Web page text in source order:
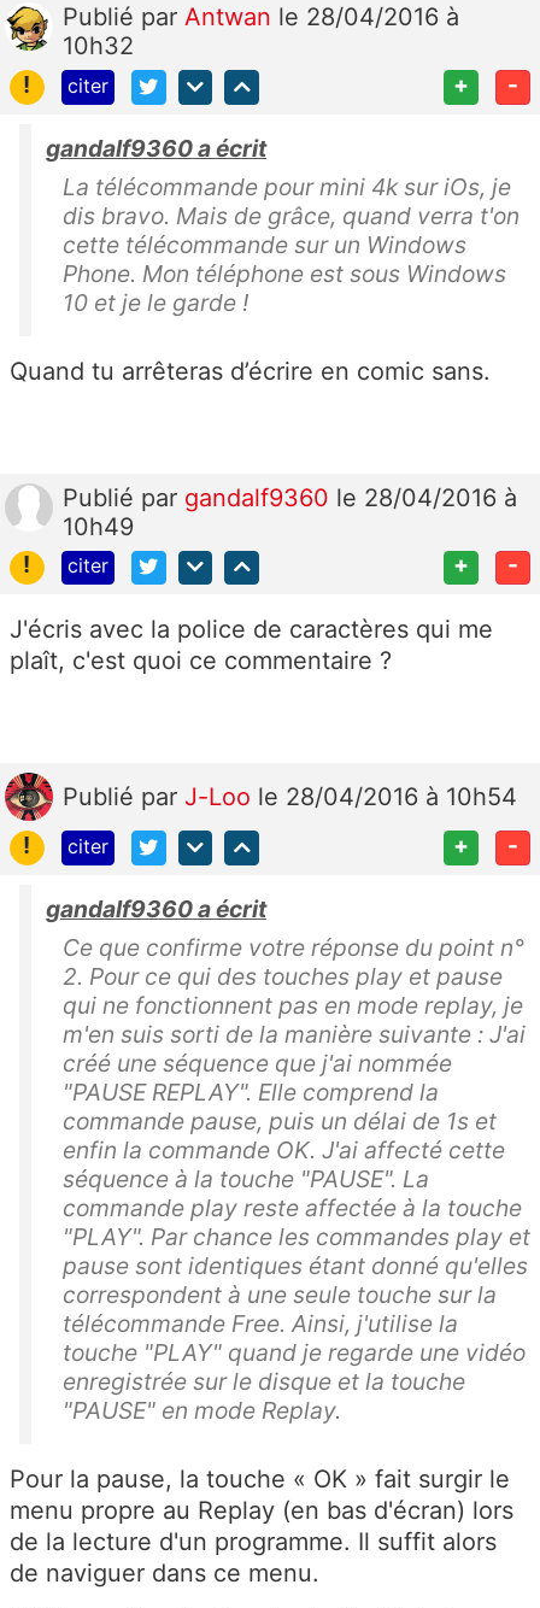
Publié par Antwan le 28/04/2016 à
10h32
!
citer + -
gandalf9360 a écrit
La télécommande pour mini 4k sur iOs, je
dis bravo. Mais de grâce, quand verra t'on
cette télécommande sur un Windows
Phone. Mon téléphone est sous Windows
10 et je le garde !
Quand tu arrêteras d’écrire en comic sans.
Publié par gandalf9360 le 28/04/2016 à
10h49
!
citer + -
J'écris avec la police de caractères qui me
plaît, c'est quoi ce commentaire ?
Publié par J-Loo le 28/04/2016 à 10h54
!
citer + -
gandalf9360 a écrit
Ce que confirme votre réponse du point n°
2. Pour ce qui des touches play et pause
qui ne fonctionnent pas en mode replay, je
m'en suis sorti de la manière suivante : J'ai
créé une séquence que j'ai nommée
"PAUSE REPLAY". Elle comprend la
commande pause, puis un délai de 1s et
enfin la commande OK. J'ai affecté cette
séquence à la touche "PAUSE". La
commande play reste affectée à la touche
"PLAY". Par chance les commandes play et
pause sont identiques étant donné qu'elles
correspondent à une seule touche sur la
télécommande Free. Ainsi, j'utilise la
touche "PLAY" quand je regarde une vidéo
enregistrée sur le disque et la touche
"PAUSE" en mode Replay.
Pour la pause, la touche « OK » fait surgir le
menu propre au Replay (en bas d'écran) lors
de la lecture d'un programme. Il suffit alors
de naviguer dans ce menu.